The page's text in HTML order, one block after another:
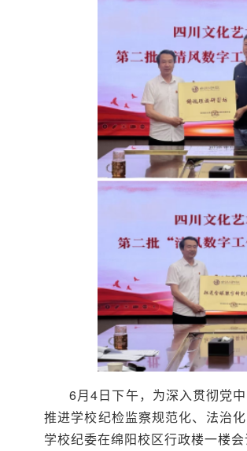
6月4日下午，为深入贯彻党
推进学校纪检监察规范化、法治
学校纪委在绵阳校区行政楼一楼